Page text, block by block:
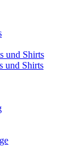
und Shirts
und Shirts